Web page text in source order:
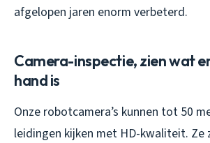
afgelopen jaren enorm verbeterd.
Camera-inspectie, zien wat
hand is
Onze robotcamera’s kunnen tot 50
leidingen kijken met HD-kwaliteit. Ze